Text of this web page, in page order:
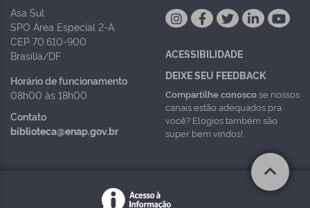
Asa Sul
SPO Área Especial 2-A
CEP 70.610-900
Brasília/DF
Horário de funcionamento
08h00 às 18h00
Contato
biblioteca@enap.gov.br
ACESSIBILIDADE
DEIXE SEU FEEDBACK
Compartilhe conoscose nossos
canais estão adequados pra
você? Elogios também são
super bem vindos!